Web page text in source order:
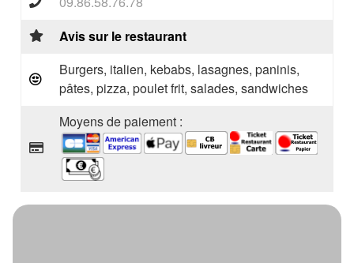
Avis sur le restaurant
Burgers, italien, kebabs, lasagnes, paninis,
pâtes, pizza, poulet frit, salades, sandwiches
Moyens de paiement :